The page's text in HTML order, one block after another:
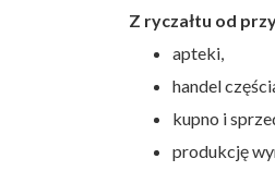
Z ryczałtu od
apteki,
handel
kupno i
produkcję